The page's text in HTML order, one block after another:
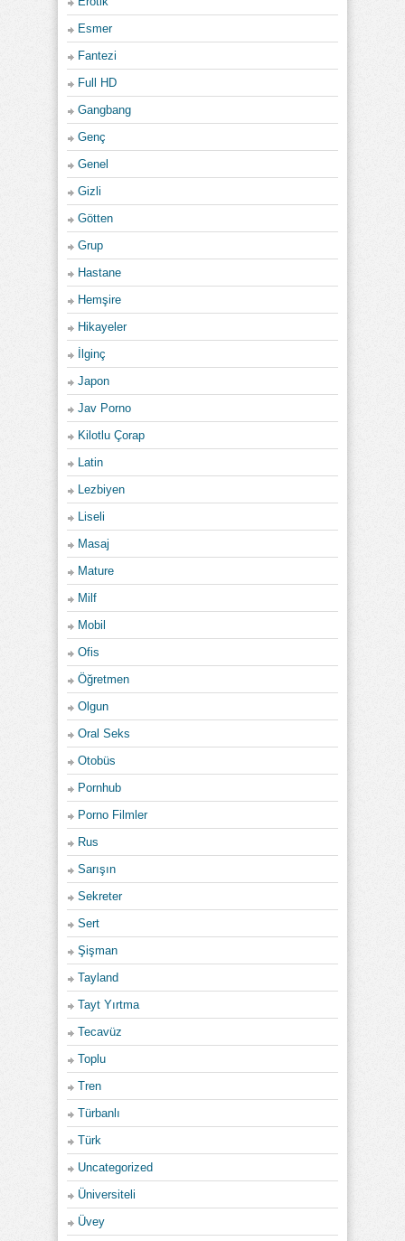
Esmer
Fantezi
Full HD
Gangbang
Genç
Genel
Gizli
Götten
Grup
Hastane
Hemşire
Hikayeler
İlginç
Japon
Jav Porno
Kilotlu Çorap
Latin
Lezbiyen
Liseli
Masaj
Mature
Milf
Mobil
Ofis
Öğretmen
Olgun
Oral Seks
Otobüs
Pornhub
Porno Filmler
Rus
Sarışın
Sekreter
Sert
Şişman
Tayland
Tayt Yırtma
Tecavüz
Toplu
Tren
Türbanlı
Türk
Uncategorized
Üniversiteli
Üvey